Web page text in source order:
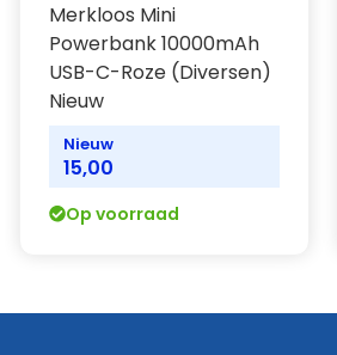
Merkloos Mini
Powerbank 10000mAh
USB-C-Roze (Diversen)
Nieuw
Nieuw
15,00
Op voorraad